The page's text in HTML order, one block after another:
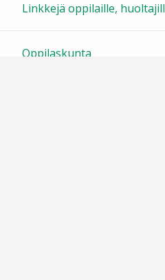
Linkkejä oppilaille,
Oppilaskunta